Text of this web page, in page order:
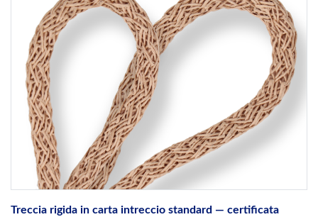
Treccia rigida in carta intreccio standard — certificata